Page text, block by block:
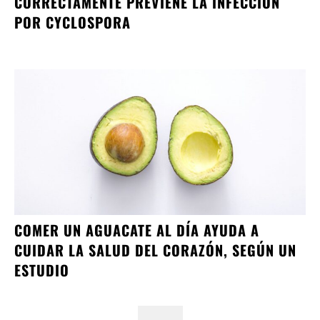
POR CYCLOSPORA
COMER UN AGUACATE AL DÍA AYUDA A
CUIDAR LA SALUD DEL CORAZÓN, SEGÚN UN
ESTUDIO